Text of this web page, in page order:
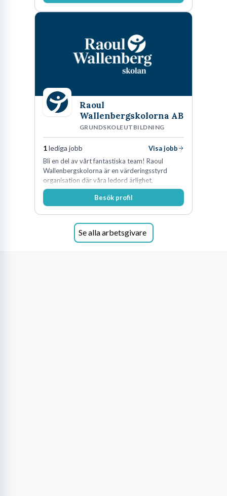
Raoul
Wallenbergskolorna AB
GRUNDSKOLEUTBILDNING
1lediga jobb
Visa jobb
Bli en del av vårt fantastiska team! Raoul
Wallenbergskolorna är en värderingsstyrd
organisation där våra ledord ärlighet,
medkänsla, mod och handlingskraft
genomsyrar allt vi gör. Vi är tydliga med vad vi
Besök profil
Se alla arbetsgivare